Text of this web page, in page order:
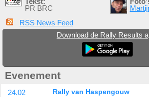
PR BRC
RSS News Feed
Download de Rally Results
Evenement
24.02 Rally van Haspengouw